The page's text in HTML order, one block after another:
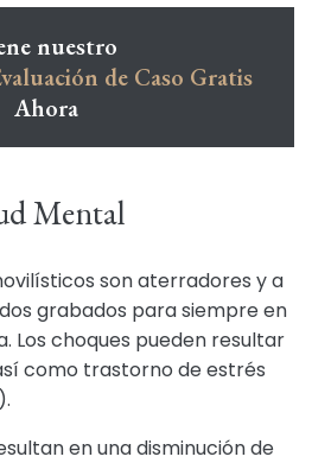
nuestro
de Caso Gratis
Ahora
Mental
son aterradores y a
grabados para siempre en
Los choques pueden resultar
como trastorno de estrés
.
en una disminución de